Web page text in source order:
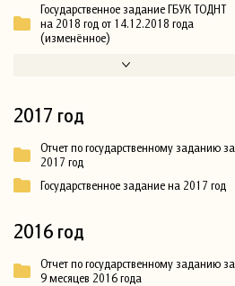
Государственное задание ГБУК ТОДНТ
на 2018 год от 14.12.2018 года
(изменённое)
2017 год
Отчет по государственному заданию за
2017 год
Государственное задание на 2017 год
2016 год
Отчет по государственному заданию за
9 месяцев 2016 года